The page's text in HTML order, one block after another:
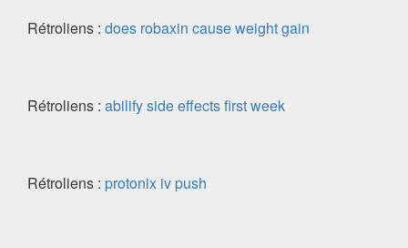
Rétroliens : does robaxin cause weight gain
Rétroliens : abilify side effects first week
Rétroliens : protonix iv push